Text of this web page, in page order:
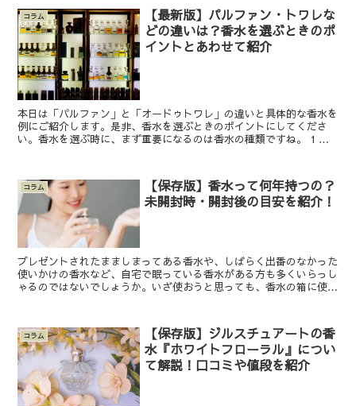
コラム
【最新版】パルファン・トワレな
どの違いは？香水を選ぶときのポ
イントとあわせて紹介
本日は「パルファン」と「オードゥトワレ」の違いと具体的な香水を
例にご紹介します。是非、香水を選ぶときのポイントにしてくださ
い。香水を選ぶ時に、まず重要になるのは香水の種類ですね。 1 パ
コラム
【保存版】香水って何年持つの？
未開封時・開封後の目安を紹介！
プレゼントされたまましまってある香水や、しばらく出番のなかった
使いかけの香水など、自宅で眠っている香水がある方も多くいらっし
ゃるのではないでしょうか。いざ使おうと思っても、香水の箱に使用
コラム
【保存版】ジルスチュアートの香
水『ホワイトフローラル』につい
て解説！口コミや値段を紹介